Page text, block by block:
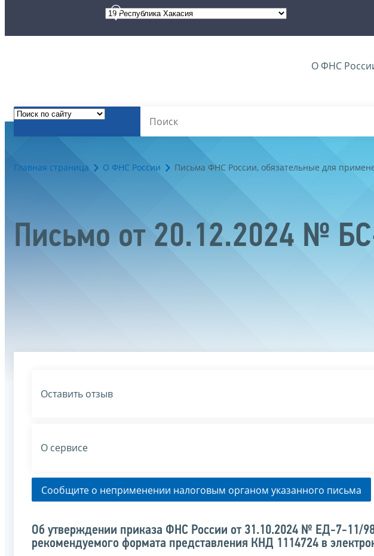
О ФНС
Главная страница О ФНС России Письма ФНС России, обязательные для
Письмо от 20.12.2024 №
Оставить отзыв
О сервисе
Сообщите о неприменении налоговым органом указанного письма
Об утверждении приказа ФНС России от 31.10.2024 № ЕД-7-11/
рекомендуемого формата представления КНД 1114724 в